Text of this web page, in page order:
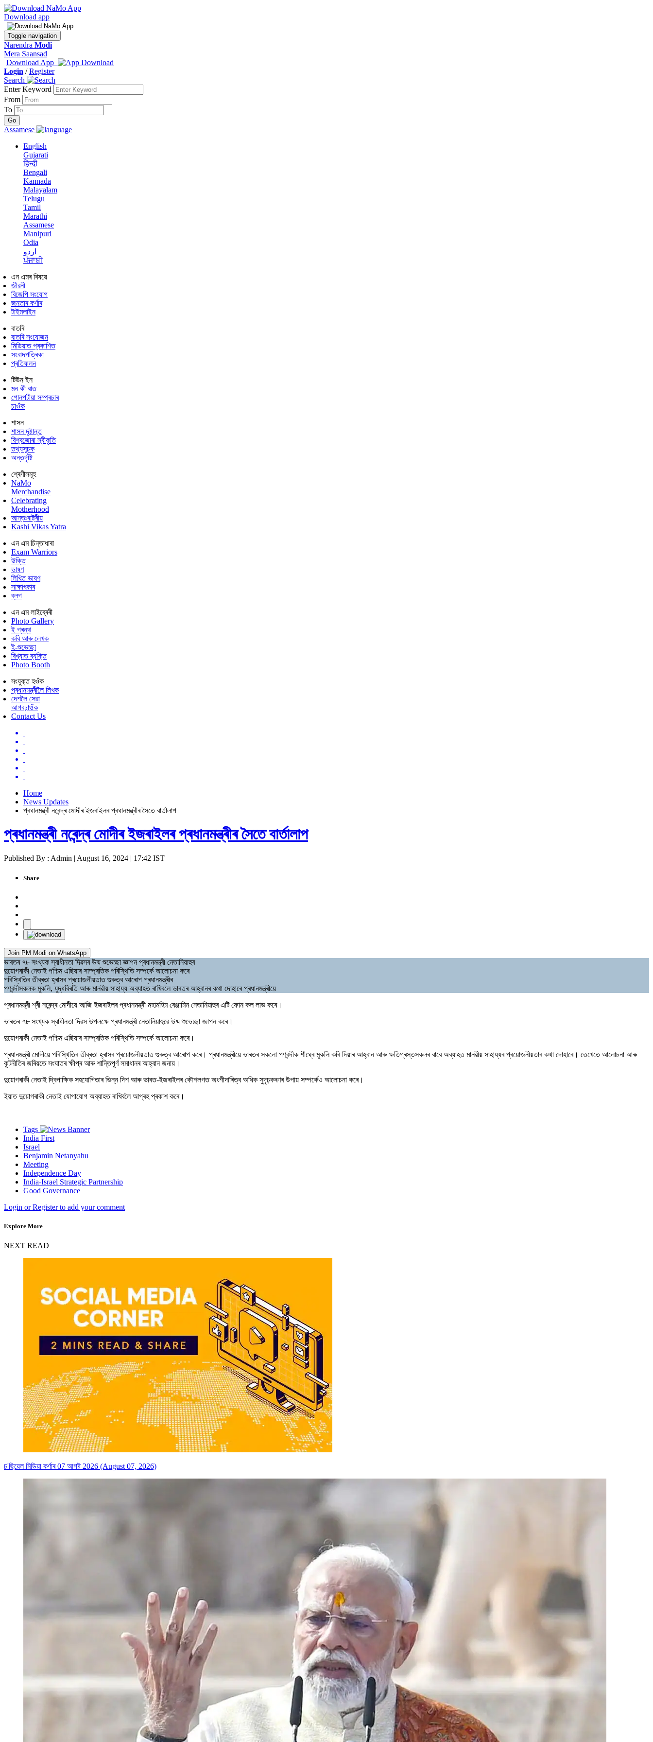
Download app
Toggle navigation
Narendra Modi
Mera Saansad
Download App
Login /Register
Search
Enter Keyword
From
To
Assamese
English
Gujarati
हिन्दी
Bengali
Kannada
Malayalam
Telugu
Tamil
Marathi
Assamese
Manipuri
Odia
اردو
ਪੰਜਾਬੀ
এন এমৰ বিষয়ে
জীৱনী
বিজেপি সংযোগ
জনতাৰ কৰ্ণাৰ
টাইমলাইন
বাতৰি
বাতৰি সংযোজন
মিডিয়াত প্ৰকাশিত
সংবাদপত্ৰিকা
প্ৰতিফলন
টিউন ইন
মন কী বাত
পোনপটীয়া সম্প্ৰচাৰ
চাওঁক
শাসন
শাসন দৃষ্টান্ত
বিশ্বজোৰা স্বীকৃতি
তথ্যসূচক
অন্তৰ্দৃষ্টি
শ্ৰেণীসমূহ
NaMo
Merchandise
Celebrating
Motherhood
আন্তঃৰাষ্ট্ৰীয়
Kashi Vikas Yatra
এন এম চিন্তাধাৰা
Exam Warriors
উক্তি
ভাষণ
লিখিত ভাষণ
সাক্ষাৎকাৰ
ব্লগ
এন এম লাইব্ৰেৰী
Photo Gallery
ই গ্ৰন্থ
কবি আৰু লেখক
ই-শুভেচ্ছা
বিখ্যাত ব্যক্তি
Photo Booth
সংযুক্ত হওঁক
প্ৰধানমন্ত্ৰীলৈ লিখক
দেশলৈ সেৱা
আগবঢ়াওঁক
Contact Us
Home
News Updates
প্ৰধানমন্ত্ৰী নৰেন্দ্ৰ মোদীৰ ইজৰাইলৰ প্ৰধানমন্ত্ৰীৰ সৈতে বাৰ্তালাপ
প্ৰধানমন্ত্ৰী নৰেন্দ্ৰ মোদীৰ ইজৰাইলৰ প্ৰধানমন্ত্ৰীৰ সৈতে বাৰ্তালাপ
Published By : Admin | August 16, 2024 | 17:42 IST
Share
Join PM Modi on WhatsApp
ভাৰতৰ ৭৮ সংখ্যক স্বাধীনতা দিৱসৰ উষ্ম শুভেচ্ছা জ্ঞাপন প্ৰধানমন্ত্ৰী নেতানিয়াহুৰ
দুয়োগৰাকী নেতাই পশ্চিম এছিয়াৰ সাম্প্ৰতিক পৰিস্থিতি সম্পৰ্কে আলোচনা কৰে
পৰিস্থিতিৰ তীব্ৰতা হ্ৰাসৰ প্ৰয়োজনীয়তাত গুৰুত্ব আৰোপ প্ৰধানমন্ত্ৰীৰ
পণবন্দীসকলক মুকলি, যুদ্ধবিৰতি আৰু মানৱীয় সাহায্য অব্যাহত ৰাখিবলৈ ভাৰতৰ আহ্বানৰ কথা দোহাৰে প্ৰধানমন্ত্ৰীয়ে
প্ৰধানমন্ত্ৰী শ্ৰী নৰেন্দ্ৰ মোদীয়ে আজি ইজৰাইলৰ প্ৰধানমন্ত্ৰী মহামহিম বেঞ্জামিন নেতানিয়াহুৰ এটি ফোন কল লাভ কৰে।
ভাৰতৰ ৭৮ সংখ্যক স্বাধীনতা দিৱস উপলক্ষে প্ৰধানমন্ত্ৰী নেতানিয়াহুৱে উষ্ম শুভেচ্ছা জ্ঞাপন কৰে।
দুয়োগৰাকী নেতাই পশ্চিম এছিয়াৰ সাম্প্ৰতিক পৰিস্থিতি সম্পৰ্কে আলোচনা কৰে।
প্ৰধানমন্ত্ৰী মোদীয়ে পৰিস্থিতিৰ তীব্ৰতা হ্ৰাসৰ প্ৰয়োজনীয়তাত গুৰুত্ব আৰোপ কৰে। প্ৰধানমন্ত্ৰীয়ে ভাৰতৰ সকলো পণবন্দীক শীঘ্ৰে মুকলি কৰি দিয়াৰ আহ্বান আৰু ক্ষতিগ্ৰস্তসকলৰ বাবে অব্যাহত মানৱীয় সাহায্যৰ প্ৰয়োজনীয়তাৰ কথা দোহাৰে। তেখেতে আলোচনা আৰু
কূটনীতিৰ জৰিয়তে সংঘাতৰ ক্ষীপ্ৰ আৰু শান্তিপূৰ্ণ সমাধানৰ আহ্বান জনায়।
দুয়োগৰাকী নেতাই দ্বিপাক্ষিক সহযোগিতাৰ ভিন্ন দিশ আৰু ভাৰত-ইজৰাইলৰ কৌশলগত অংশীদাৰিত্ব অধিক সুদৃঢ়কৰণৰ উপায় সম্পৰ্কেও আলোচনা কৰে।
ইয়াত দুয়োগৰাকী নেতাই যোগাযোগ অব্যাহত ৰাখিবলৈ আগ্ৰহ প্ৰকাশ কৰে।
Tags
India First
Israel
Benjamin Netanyahu
Meeting
Independence Day
India-Israel Strategic Partnership
Good Governance
Login or Register to add your comment
Explore More
NEXT READ
চ'ছিয়েল মিডিয়া কৰ্ণাৰ 07 আগষ্ট 2026 (August 07, 2026)